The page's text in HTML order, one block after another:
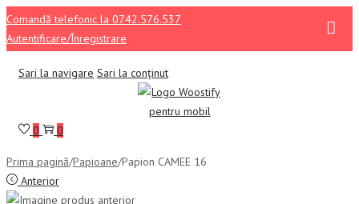
Comandă telefonic la 0742.576.537
Autentificare/Înregistrare
Sari la navigare Sari la conținut
0 0
Prima pagină/Papioane/Papion CAMEE 16
Anterior